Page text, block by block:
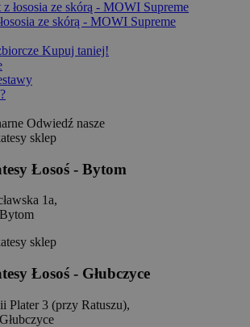
ze skórą - MOWI Supreme
Kupuj taniej!
Odwiedź nasze
Łosoś - Bytom
1a,
Łosoś - Głubczyce
Plater 3 (przy Ratuszu),